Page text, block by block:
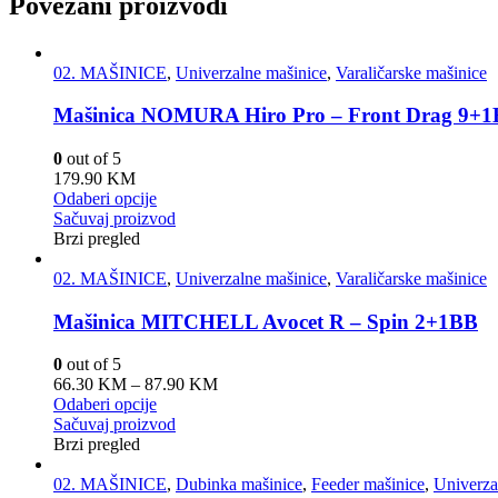
02. MAŠINICE, Univerzalne mašinice, Varaličarske mašinice
Mašinica NOMURA Hiro Pro – Front Drag
0 out of 5
179.90 KM
Odaberi opcije
Sačuvaj proizvod
Brzi pregled
02. MAŠINICE, Univerzalne mašinice, Varaličarske mašinice
Mašinica MITCHELL Avocet R – Spin 2+1BB
0 out of 5
66.30 KM – 87.90 KM
Odaberi opcije
Sačuvaj proizvod
Brzi pregled
02. MAŠINICE, Dubinka mašinice, Feeder mašinice,